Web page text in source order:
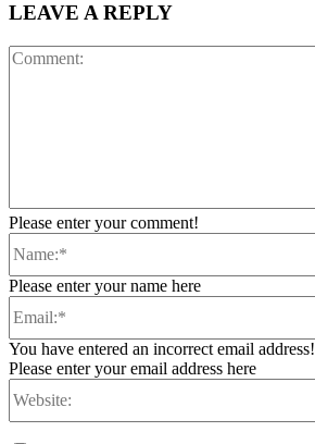
LEAVE A REPLY
Please enter your comment!
Please enter your name here
You have entered an incorrect email address!
Please enter your email address here